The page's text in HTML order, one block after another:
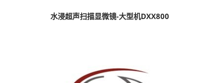
水浸超声扫描显微镜-大型机DXX800